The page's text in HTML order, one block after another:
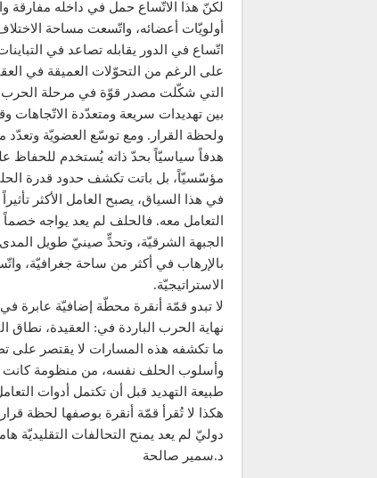
لكنّ هذا الاتّساع حمل في داخله مفارقة
أولويّات أعضائه، واتّسعت مساحة
اتّساع في الدور يقابله تصاعد في
على الرغم من التحوّلات العميقة في
التي شكّلت مصدر قوّة في مرحلة الحرب
بين تهديدات سريعة ومتعدّدة الاتّجاهات
ولحظة القرار. ومع توسّع العضويّة وتعدّد
هدفاً سياسيّاً بحدّ ذاته يُستخدم للحفاظ
مؤسّسيّاً، بل باتت تكشف حدود قدرة
في هذا السياق، يصبح العامل الأكثر
التعامل معه. فالحلف لم يعد يواجه
الجبهة الشرقيّة، وتحدٍّ صينيّ طويل
بالإرهاب في أكثر من ساحة جغرافيّة،
الاستراتيجيّة.
لا تبدو قمّة أنقرة محطّة إضافيّة عابرة
نهاية الحرب الباردة في: العقيدة، نطاق
ما تكشفه هذه المسارات لا يقتصر على
وأسلوب الحلف نفسه، من منظومة كانت
طبيعة التهديد قبل أن تكتمل أدوات
هكذا لا تُقرأ قمّة أنقرة بوصفها لحظة
دوليّ لم يعد يمنح التحالفات التقليديّة
د.سمير صالحة